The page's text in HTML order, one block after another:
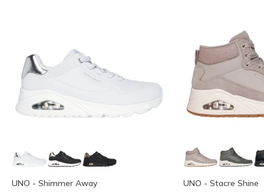
UNO - Shimmer Away UNO - Stacre Shine